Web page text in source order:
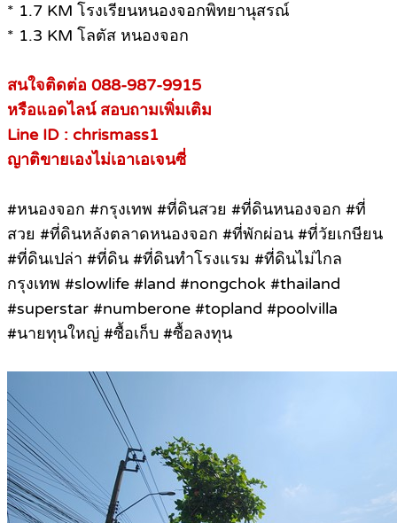
* 1.7 KM โรงเรียนหนองจอกพิทยานุสรณ์
* 1.3 KM โลตัส หนองจอก
สนใจติดต่อ 088-987-9915
หรือแอดไลน์ สอบถามเพิ่มเติม
Line ID : chrismass1
ญาติขายเองไม่เอาเอเจนซี่
#หนองจอก #กรุงเทพ #ที่ดินสวย #ที่ดินหนองจอก #ที่
สวย #ที่ดินหลังตลาดหนองจอก #ที่พักผ่อน #ที่วัยเกษียน
#ที่ดินเปล่า #ที่ดิน #ที่ดินทำโรงแรม #ที่ดินไม่ไกล
กรุงเทพ #slowlife #land #nongchok #thailand
#superstar #numberone #topland #poolvilla
#นายทุนใหญ่ #ซื้อเก็บ #ซื้อลงทุน